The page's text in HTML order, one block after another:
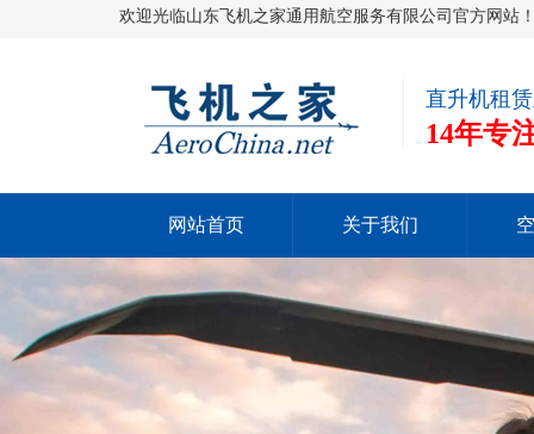
欢迎光临山东飞机之家通用航空服务有限公司官方网站
直升机租
14年专
网站首页 关于我们